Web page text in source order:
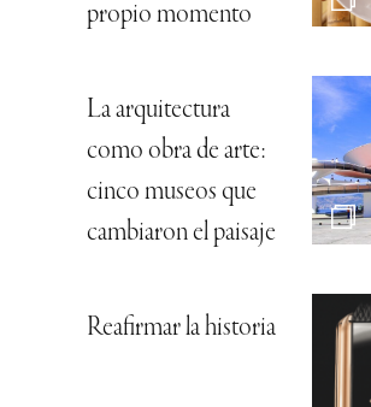
propio momento
La arquitectura
como obra de arte:
cinco museos que
cambiaron el paisaje
Reafirmar la historia